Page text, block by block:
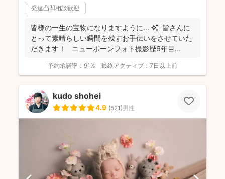
発達凸凹相談歓迎
皆様の一生の宝物になりますように... ✨ 皆さんに
とって素晴らしい瞬間を残すお手伝いをさせていた
だきます！ ニューボーンフォト撮影歴6年目...
予約承諾率： 91% 最終アクティブ： 7日以上前
kudo shohei
4.9 (521)男性